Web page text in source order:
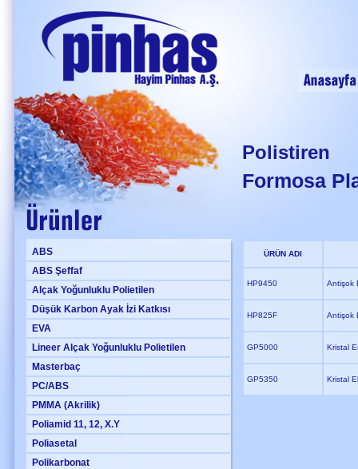
ABS
ABS Şeffaf
Alçak Yoğunluklu Polietilen
Düşük Karbon Ayak İzi Katkısı
EVA
Lineer Alçak Yoğunluklu Polietilen
Masterbaç
PC/ABS
PMMA (Akrilik)
Poliamid 11, 12, X.Y
Poliasetal
Polikarbonat
Polistiren
Formosa
ÜRÜN ADI
HP9450 Antişok
HP825F Antişok
GP5000 Kristal
GP5350 Kristal